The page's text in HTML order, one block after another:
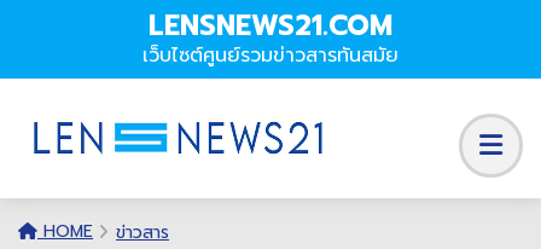
LENSNEWS21.COM
เว็บไซต์ศูนย์รวมข่าวสารทันสมัย
HOME
ข่าวสาร